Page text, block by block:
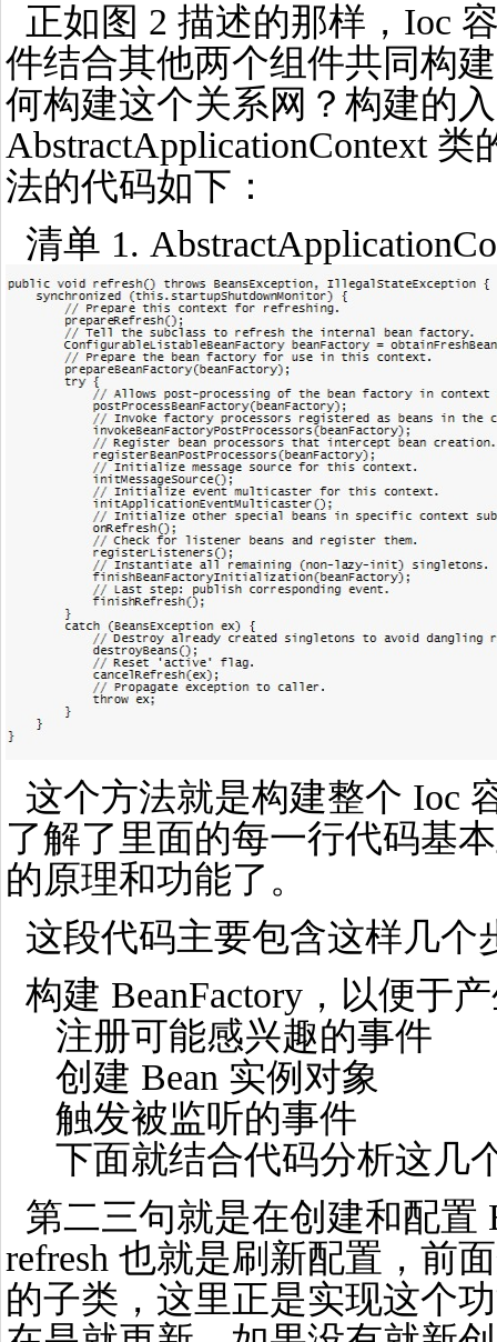
正如图 2 描述的那样，Ioc
件结合其他两个组件共同构
何构建这个关系网？构建的
AbstractApplicationContext
法的代码如下：
清单 1.
这个方法就是构建整个 Ioc
了解了里面的每一行代码基
的原理和功能了。
这段代码主要包含这样几个
构建 BeanFactory，以便于
注册可能感兴趣的事件
创建 Bean 实例对象
触发被监听的事件
下面就结合代码分析这几
第二三句就是在创建和配置
refresh 也就是刷新配置，前
的子类，这里正是实现这个